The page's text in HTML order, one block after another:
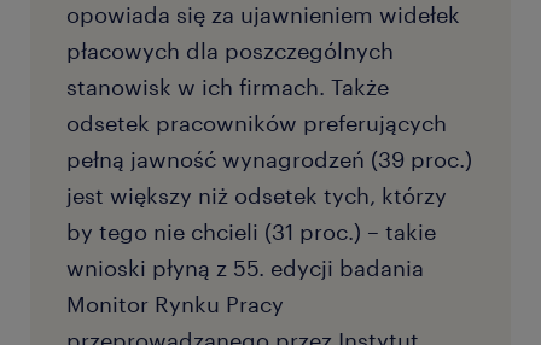
opowiada się za ujawnieniem widełek
płacowych dla poszczególnych
stanowisk w ich firmach. Także
odsetek pracowników preferujących
pełną jawność wynagrodzeń (39 proc.)
jest większy niż odsetek tych, którzy
by tego nie chcieli (31 proc.) – takie
wnioski płyną z 55. edycji badania
Monitor Rynku Pracy